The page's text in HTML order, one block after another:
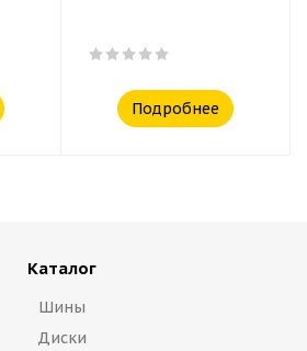
Подробнее
Каталог
Шины
Диски